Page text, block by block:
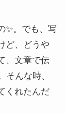
✨。でも、写
ど、どうや
、文章で伝
そんな時、
くれたんだ